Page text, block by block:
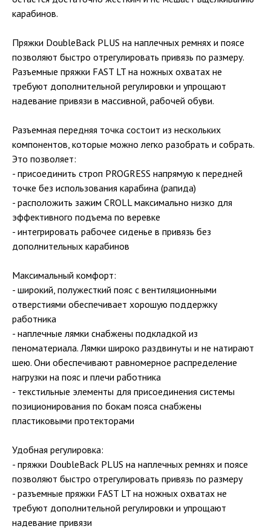
карабинов.
Пряжки DoubleBack PLUS на наплечных ремнях и поясе
позволяют быстро отрегулировать привязь по размеру.
Разъемные пряжки FAST LT на ножных охватах не
требуют дополнительной регулировки и упрощают
надевание привязи в массивной, рабочей обуви.
Разъемная передняя точка состоит из нескольких
компонентов, которые можно легко разобрать и собрать.
Это позволяет:
- присоединить строп PROGRESS напрямую к передней
точке без использования карабина (рапида)
- расположить зажим CROLL максимально низко для
эффективного подъема по веревке
- интегрировать рабочее сиденье в привязь без
дополнительных карабинов
Максимальный комфорт:
- широкий, полужесткий пояс с вентиляционными
отверстиями обеспечивает хорошую поддержку
работника
- наплечные лямки снабжены подкладкой из
пеноматериала. Лямки широко раздвинуты и не натирают
шею. Они обеспечивают равномерное распределение
нагрузки на пояс и плечи работника
- текстильные элементы для присоединения системы
позиционирования по бокам пояса снабжены
пластиковыми протекторами
Удобная регулировка:
- пряжки DoubleBack PLUS на наплечных ремнях и поясе
позволяют быстро отрегулировать привязь по размеру
- разъемные пряжки FAST LT на ножных охватах не
требуют дополнительной регулировки и упрощают
надевание привязи